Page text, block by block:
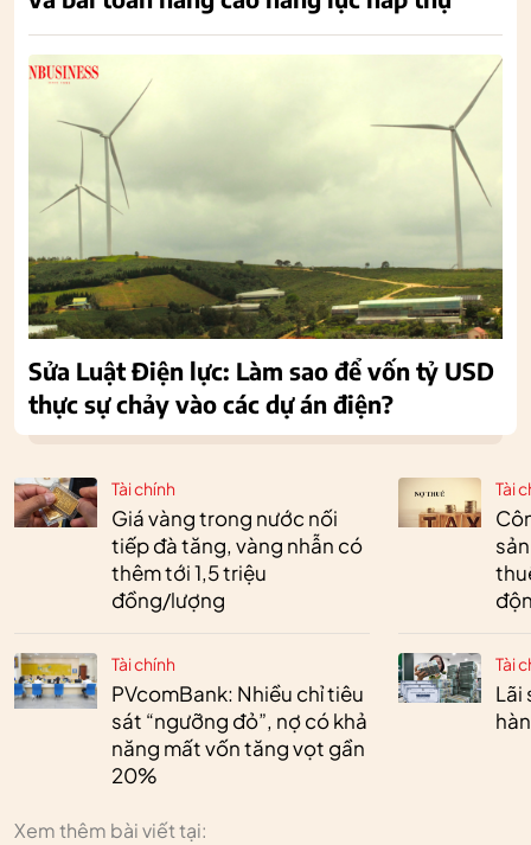
Tài chính
Giá vàng trong nước nối
tiếp đà tăng, vàng nhẫn có
thêm tới 1,5 triệu
đồng/lượng
Tài chính
PVcomBank: Nhiều chỉ tiêu
sát “ngưỡng đỏ”, nợ có khả
năng mất vốn tăng vọt gần
20%
Tài
Tài
Lãi
Xem thêm bài viết tại:
Sửa Luật Điện lực: Làm sao để vốn tỷ USD
thực sự chảy vào các dự án điện?